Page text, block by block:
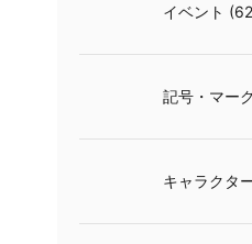
イベント
記号・マー
キャラクタ